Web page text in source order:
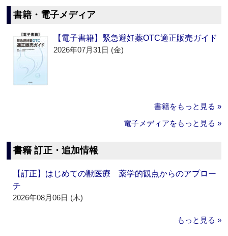
書籍・電子メディア
【電子書籍】緊急避妊薬OTC適正販売ガイド
2026年07月31日 (金)
書籍をもっと見る »
電子メディアをもっと見る »
書籍 訂正・追加情報
【訂正】はじめての獣医療 薬学的観点からのアプロー
チ
2026年08月06日 (木)
もっと見る »